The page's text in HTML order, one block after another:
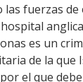
las fuerzas
es un
de la que
el que